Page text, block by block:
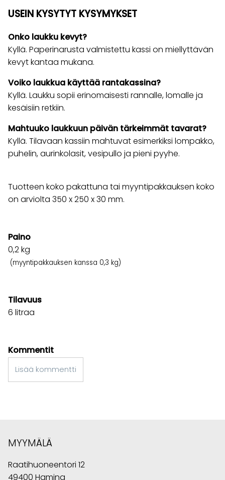
USEIN KYSYTYT KYSYMYKSET
Onko laukku kevyt?
Kyllä. Paperinarusta valmistettu kassi on miellyttävän
kevyt kantaa mukana.
Voiko laukkua käyttää rantakassina?
Kyllä. Laukku sopii erinomaisesti rannalle, lomalle ja
kesäisiin retkiin.
Mahtuuko laukkuun päivän tärkeimmät tavarat?
Kyllä. Tilavaan kassiin mahtuvat esimerkiksi lompakko,
puhelin, aurinkolasit, vesipullo ja pieni pyyhe.
Tuotteen koko pakattuna tai myyntipakkauksen koko
on arviolta 350 x 250 x 30 mm.
Paino
0,2kg
(myyntipakkauksen kanssa 0,3 kg)
Tilavuus
6 litraa
Kommentit
Lisää kommentti
MYYMÄLÄ
Raatihuoneentori 12
49400 Hamina